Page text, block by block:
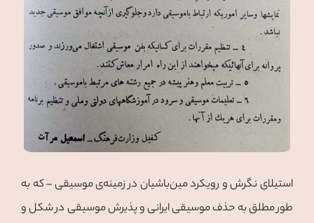
استیلای نگرش و رویکرد مین‌باشیان در زمینه‌ی موسیقی – که به
طور مطلق به حذف موسیقی ایرانی و پذیرش موسیقی در شکل و